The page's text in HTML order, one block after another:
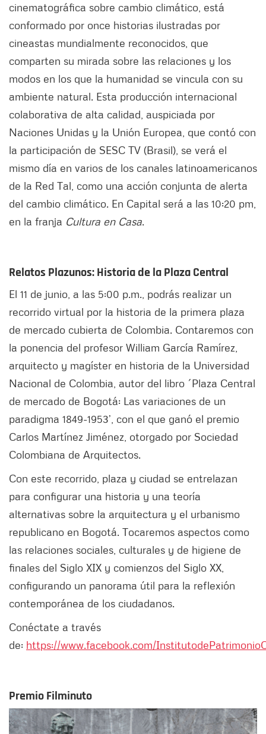
cinematográfica sobre cambio climático, está
conformado por once historias ilustradas por
cineastas mundialmente reconocidos, que
comparten su mirada sobre las relaciones y los
modos en los que la humanidad se vincula con su
ambiente natural. Esta producción internacional
colaborativa de alta calidad, auspiciada por
Naciones Unidas y la Unión Europea, que contó con
la participación de SESC TV (Brasil), se verá el
mismo día en varios de los canales latinoamericanos
de la Red Tal, como una acción conjunta de alerta
del cambio climático. En Capital será a las 10:20 pm,
en la franja Cultura en Casa.
Relatos Plazunos: Historia de la Plaza Central
El 11 de junio, a las 5:00 p.m., podrás realizar un
recorrido virtual por la historia de la primera plaza
de mercado cubierta de Colombia. Contaremos con
la ponencia del profesor William García Ramírez,
arquitecto y magíster en historia de la Universidad
Nacional de Colombia, autor del libro ´Plaza Central
de mercado de Bogotá: Las variaciones de un
paradigma 1849-1953’, con el que ganó el premio
Carlos Martínez Jiménez, otorgado por Sociedad
Colombiana de Arquitectos.
Con este recorrido, plaza y ciudad se entrelazan
para configurar una historia y una teoría
alternativas sobre la arquitectura y el urbanismo
republicano en Bogotá. Tocaremos aspectos como
las relaciones sociales, culturales y de higiene de
finales del Siglo XIX y comienzos del Siglo XX,
configurando un panorama útil para la reflexión
contemporánea de los ciudadanos.
Conéctate a través
de: https://www.facebook.com/
Premio Filminuto